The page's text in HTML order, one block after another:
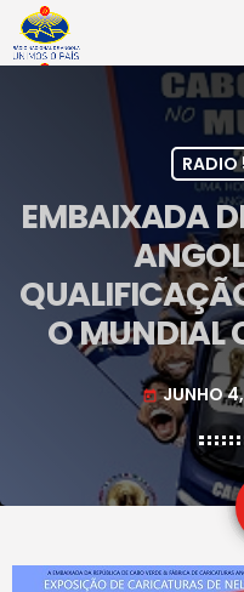
RADIO
EMBAIXADA
O MUNDIAL
today JUNHO